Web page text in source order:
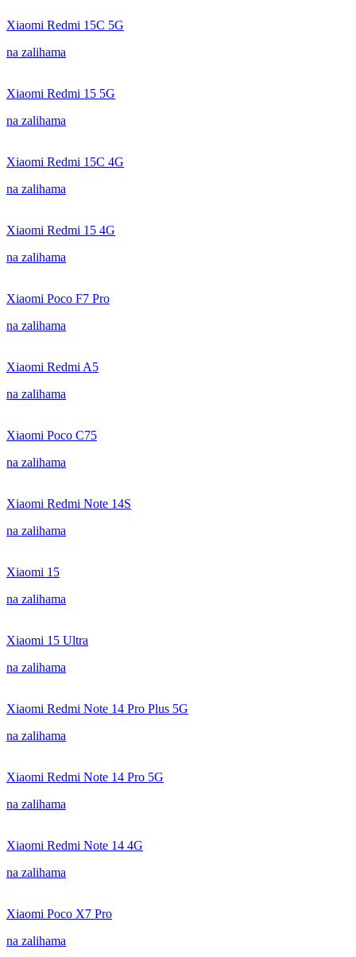
Xiaomi Redmi 15C 5G
na zalihama
Xiaomi Redmi 15 5G
na zalihama
Xiaomi Redmi 15C 4G
na zalihama
Xiaomi Redmi 15 4G
na zalihama
Xiaomi Poco F7 Pro
na zalihama
Xiaomi Redmi A5
na zalihama
Xiaomi Poco C75
na zalihama
Xiaomi Redmi Note 14S
na zalihama
Xiaomi 15
na zalihama
Xiaomi 15 Ultra
na zalihama
Xiaomi Redmi Note 14 Pro Plus 5G
na zalihama
Xiaomi Redmi Note 14 Pro 5G
na zalihama
Xiaomi Redmi Note 14 4G
na zalihama
Xiaomi Poco X7 Pro
na zalihama